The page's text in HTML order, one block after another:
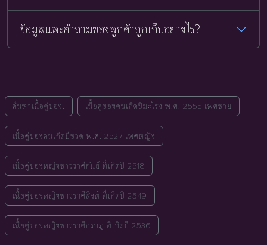
ข้อมูลและคำถามของลูกค้าถูกเก็บอย่างไร?
ค้นหาเนื้อคู่ของ: เนื้อคู่ของคนเกิดปีมะโรง พ.ศ. 2555 เพศชาย
เนื้อคู่ของคนเกิดปีชวด พ.ศ. 2527 เพศหญิง
เนื้อคู่ของหญิงชาวราศีกันย์ ที่เกิดปี 2518
เนื้อคู่ของหญิงชาวราศีสิงห์ ที่เกิดปี 2549
เนื้อคู่ของหญิงชาวราศีกรกฎ ที่เกิดปี 2536